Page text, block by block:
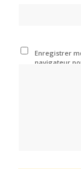
Enregistrer
navigateur